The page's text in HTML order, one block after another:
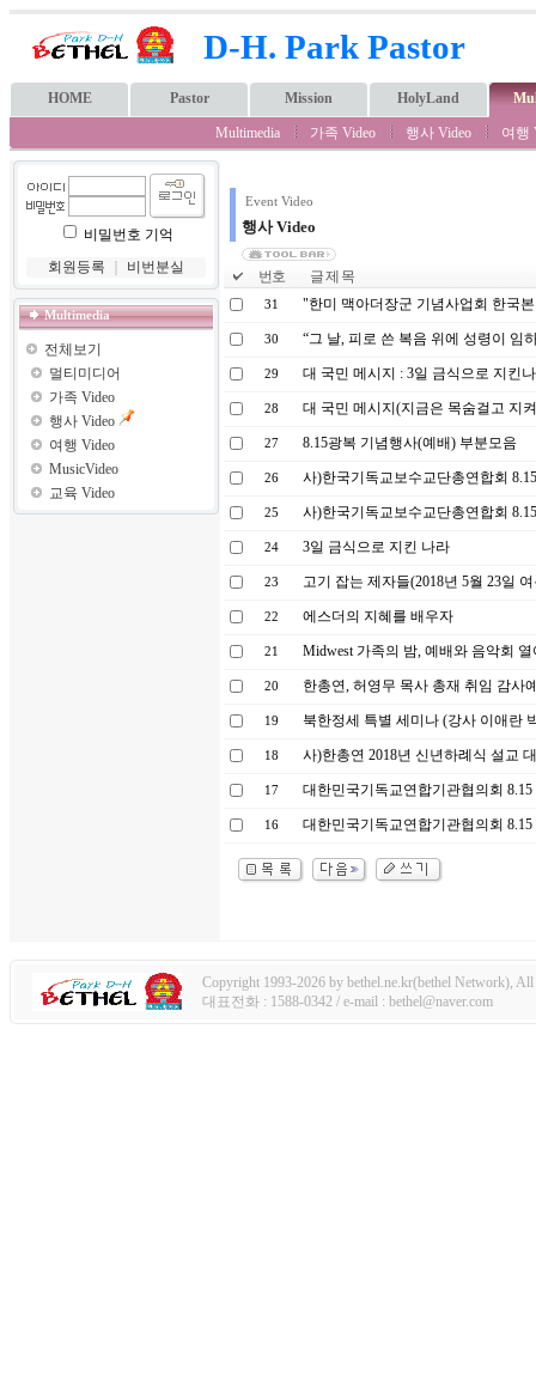
D-H. Park Pastor
HOME Pastor Mission HolyLand
Multimedia 가족 Video 행사 Video 여행
비밀번호 기억
회원등록
비번분실
Multimedia
전체보기
멀티미디어
가족 Video
행사 Video
여행 Video
MusicVideo
교육 Video
Event Video
행사 Video
번호 글 제 목
31 "한미 맥아더장군 기념사업회 한국
30 “그 날, 피로 쓴 복음 위에 성령이 임
29 대 국민 메시지 : 3일 금식으로 지킨
28 대 국민 메시지(지금은 목숨걸고 지
27 8.15광복 기념행사(예배) 부분모음
26 사)한국기독교보수교단총연합회
25 사)한국기독교보수교단총연합회
24 3일 금식으로 지킨 나라
23 고기 잡는 제자들(2018년 5월 23일
22 에스더의 지혜를 배우자
21 Midwest 가족의 밤, 예배와 음악회 열
20 한총연, 허영무 목사 총재 취임 감사
19 북한정세 특별 세미나 (강사 이애란
18 사)한총연 2018년 신년하례식 설교
17 대한민국기독교연합기관협의회
16 대한민국기독교연합기관협의회
Copyright 1993-2026 by bethel.ne.kr(bethel Network), All
대표전화 : 1588-0342 / e-mail : bethel@naver.com